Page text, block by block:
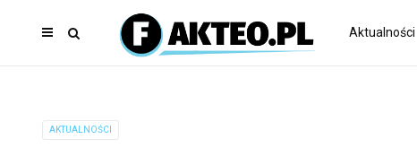
Aktualności
AKTUALNOŚCI